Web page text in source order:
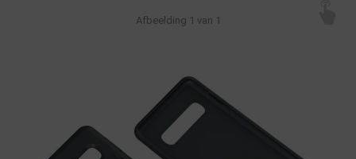
Afbeelding 1 van 1